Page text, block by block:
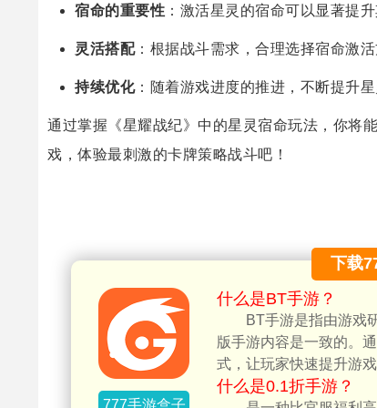
宿命的重要性 ：激活星灵的宿命可以显著提
灵活搭配：根据战斗需求，合理选择宿命激
持续优化：随着游戏进度的推进，不断提升
通过掌握《星耀战纪》中的星灵宿命玩法，你将
戏，体验最刺激的卡牌策略战斗吧！
下载
777手游盒子
什么是BT手游？
BT手游是指由游戏
版手游内容是一致的。
式，让玩家快速提升游
什么是0.1折手游？